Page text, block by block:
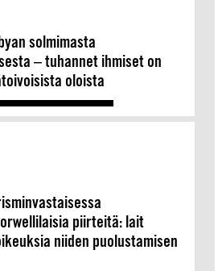
solmimasta
– tuhannet ihmiset on
oloista
piirteitä: lait
niiden puolustamisen